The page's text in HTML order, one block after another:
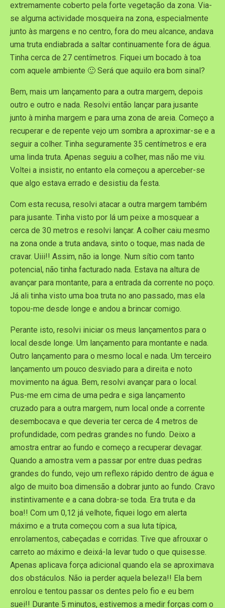
extremamente coberto pela forte vegetação da zona. Via-
se alguma actividade mosqueira na zona, especialmente
junto às margens e no centro, fora do meu alcance, andava
uma truta endiabrada a saltar continuamente fora de água.
Tinha cerca de 27 centímetros. Fiquei um bocado à toa
com aquele ambiente 🙂 Será que aquilo era bom sinal?
Bem, mais um lançamento para a outra margem, depois
outro e outro e nada. Resolvi então lançar para jusante
junto à minha margem e para uma zona de areia. Começo a
recuperar e de repente vejo um sombra a aproximar-se e a
seguir a colher. Tinha seguramente 35 centímetros e era
uma linda truta. Apenas seguiu a colher, mas não me viu.
Voltei a insistir, no entanto ela começou a aperceber-se
que algo estava errado e desistiu da festa.
Com esta recusa, resolvi atacar a outra margem também
para jusante. Tinha visto por lá um peixe a mosquear a
cerca de 30 metros e resolvi lançar. A colher caiu mesmo
na zona onde a truta andava, sinto o toque, mas nada de
cravar. Uiii!! Assim, não ia longe. Num sítio com tanto
potencial, não tinha facturado nada. Estava na altura de
avançar para montante, para a entrada da corrente no poço.
Já ali tinha visto uma boa truta no ano passado, mas ela
topou-me desde longe e andou a brincar comigo.
Perante isto, resolvi iniciar os meus lançamentos para o
local desde longe. Um lançamento para montante e nada.
Outro lançamento para o mesmo local e nada. Um terceiro
lançamento um pouco desviado para a direita e noto
movimento na água. Bem, resolvi avançar para o local.
Pus-me em cima de uma pedra e siga lançamento
cruzado para a outra margem, num local onde a corrente
desembocava e que deveria ter cerca de 4 metros de
profundidade, com pedras grandes no fundo. Deixo a
amostra entrar ao fundo e começo a recuperar devagar.
Quando a amostra vem a passar por entre duas pedras
grandes do fundo, vejo um reflexo rápido dentro de água e
algo de muito boa dimensão a dobrar junto ao fundo. Cravo
instintivamente e a cana dobra-se toda. Era truta e da
boa!! Com um 0,12 já velhote, fiquei logo em alerta
máximo e a truta começou com a sua luta típica,
enrolamentos, cabeçadas e corridas. Tive que afrouxar o
carreto ao máximo e deixá-la levar tudo o que quisesse.
Apenas aplicava força adicional quando ela se aproximava
dos obstáculos. Não ia perder aquela beleza!! Ela bem
enrolou e tentou passar os dentes pelo fio e eu bem
suei!! Durante 5 minutos, estivemos a medir forças com o